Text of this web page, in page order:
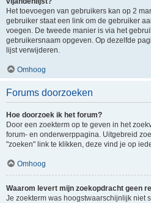
Het toevoegen van gebruikers kan op 2
gebruiker staat een link om de gebruiker
voegen. De tweede manier is via het
gebruikersnaam opgeven. Op dezelfde
lijst verwijderen.
Omhoog
Forums doorzoeken
Hoe doorzoek ik het forum?
Door een zoekterm op te geven in het
forum- en onderwerppagina. Uitgebreid
"zoeken" link te klikken, deze vind je op
Omhoog
Waarom levert mijn zoekopdracht geen
Je zoekterm was hoogstwaarschijnlijk niet